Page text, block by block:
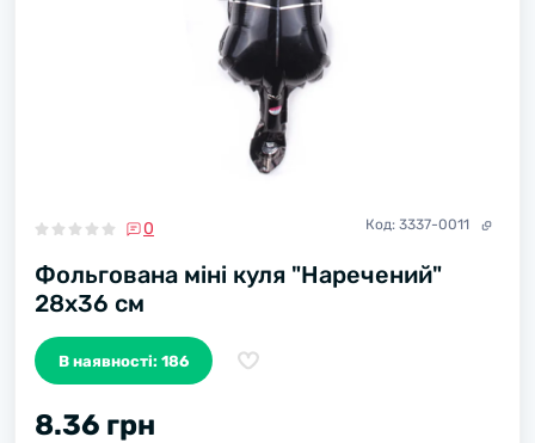
0 Код: 3337-0011
Фольгована міні куля "Наречений"
28х36 см
В наявності: 186
8.36 грн